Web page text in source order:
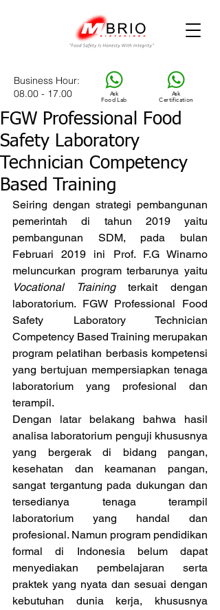
Ask
Food Lab
Ask
Certification
Business Hour:
08.00 - 17.00
FGW Professional Food
Safety Laboratory
Technician Competency
Based Training
Seiring dengan strategi pembangunan
pemerintah di tahun 2019 yaitu
pembangunan SDM, pada bulan
Februari 2019 ini Prof. F.G Winarno
meluncurkan program terbarunya yaitu
Vocational Training terkait dengan
laboratorium. FGW Professional Food
Safety Laboratory Technician
Competency Based Training merupakan
program pelatihan berbasis kompetensi
yang bertujuan mempersiapkan tenaga
laboratorium yang profesional dan
terampil.
Dengan latar belakang bahwa hasil
analisa laboratorium penguji khususnya
yang bergerak di bidang pangan,
kesehatan dan keamanan pangan,
sangat tergantung pada dukungan dan
tersedianya tenaga terampil
laboratorium yang handal dan
profesional. Namun program pendidikan
formal di Indonesia belum dapat
menyediakan pembelajaran serta
praktek yang nyata dan sesuai dengan
kebutuhan dunia kerja, khususnya